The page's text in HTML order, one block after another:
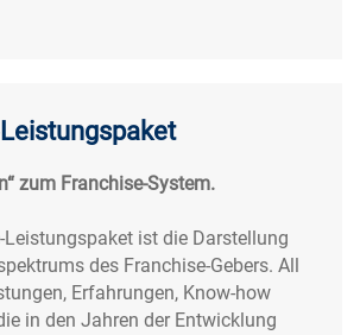
Leistungspaket
zum Franchise-System.
Leistungspaket ist die Darstellung
des Franchise-Gebers. All
Erfahrungen, Know-how
in den Jahren der Entwicklung